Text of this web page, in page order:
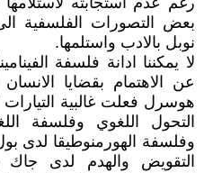
بعض التصورات الفلسفية
نوبل بالادب واستلمها.
لا يمكننا ادانة فلسفة
عن الاهتمام بقضايا
هوسرل فعلت غالبية
التحول اللغوي وفلسفة
وفلسفة الهورمنوطيقا لدى
التقويض والهدم لدى جاك